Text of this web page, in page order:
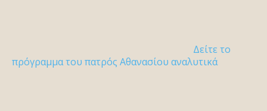
Δείτε το
πρόγραμμα του πατρός Αθανασίου αναλυτικά